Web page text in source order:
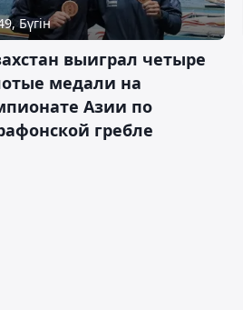
Бүгін
выиграл четыре
медали на
Азии по
гребле